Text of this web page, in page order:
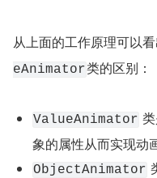
从上面的工作原理可以看
eAnimator类的区别：
ValueAnimator
象的属性从而实现动
ObjectAnimator